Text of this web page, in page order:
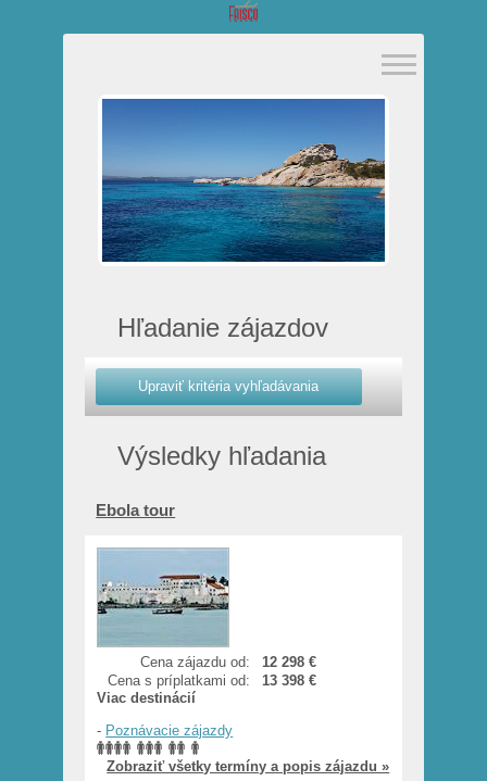
Hľadanie zájazdov
Výsledky hľadania
Ebola tour
Cena zájazdu od:
12 298 €
Cena s príplatkami od:
13 398 €
Viac destinácií
- Poznávacie zájazdy
Zobraziť všetky termíny a popis zájazdu »